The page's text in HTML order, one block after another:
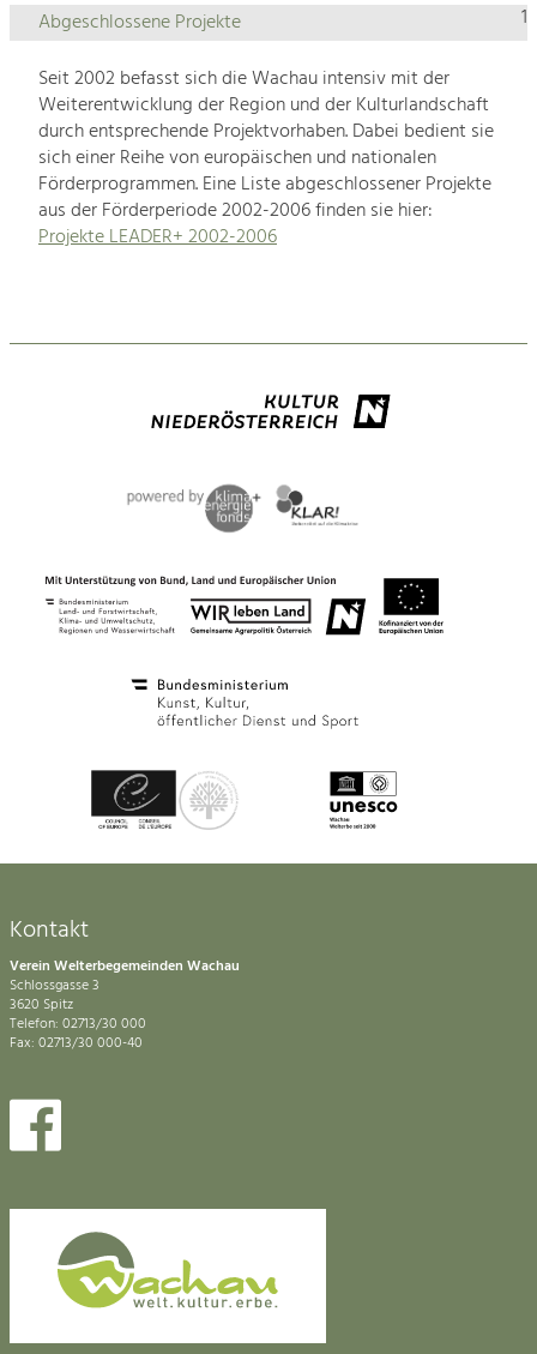
1
Abgeschlossene Projekte
Seit 2002 befasst sich die Wachau intensiv mit der
Weiterentwicklung der Region und der Kulturlandschaft
durch entsprechende Projektvorhaben. Dabei bedient sie
sich einer Reihe von europäischen und nationalen
Förderprogrammen. Eine Liste abgeschlossener Projekte
aus der Förderperiode 2002-2006 finden sie hier:
Projekte LEADER+ 2002-2006
Kontakt
Verein Welterbegemeinden Wachau
Schlossgasse 3
3620 Spitz
Telefon: 02713/30 000
Fax: 02713/30 000-40